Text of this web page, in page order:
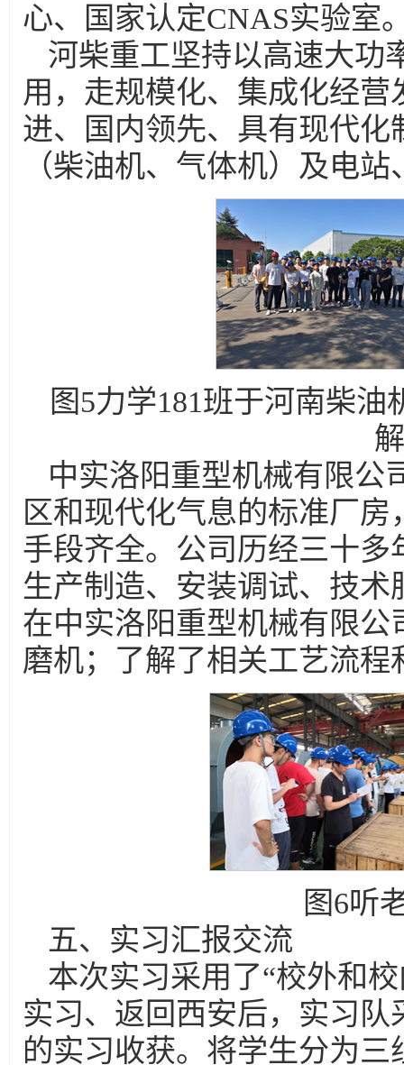
心、国家认定CNAS实验室
河柴重工坚持以高速大功
用，走规模化、集成化经
进、国内领先、具有现代
（柴油机、气体机）及电
图5力学181班于河南柴
中实洛阳重型机械有限公
区和现代化气息的标准厂
手段齐全。公司历经三十
生产制造、安装调试、技
在中实洛阳重型机械有限
磨机；了解了相关工艺流
图6听
五、实习汇报交流
本次实习采用了“校外和
实习、返回西安后，实习
的实习收获。将学生分为